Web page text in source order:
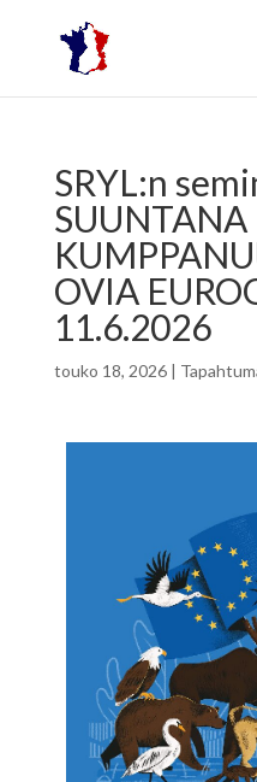
SRYL:n
SUUNTANA
OVIA
11.6.2026
touko 18, 2026|